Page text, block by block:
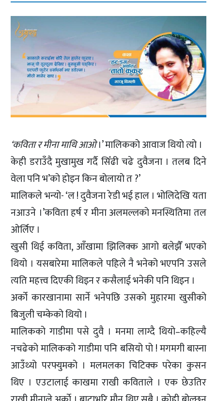
‘कविता र मीना माथि आओ।’ मालिकको आवाज थियो त्यो ।
केही डराउँदै मुखामुख गर्दै सिँढी चढे दुवैजना । तलब दिने
वेला पनि भ’को होइन किन बोलायो त ?’
मालिकले भन्यो- ‘ल ! दुवैजना रेडी भई हाल । भोलिदेखि यता
नआउने ।’कविता हर्ष र मीना अलमल्लको मनस्थितिमा तल
ओर्लिए ।
खुसी थिई कविता, आँखामा झिलिक्क आगो बलेझैँ भएको
थियो । यसबारेमा मालिकले पहिले नै भनेको भएपनि उसले
त्यति महत्त्व दिएकी थिइन र कसैलाई भनेकी पनि थिइन ।
अर्को कारखानामा सार्ने भनेपछि उसको मुहारमा खुसीको
बिजुली चम्केको थियो ।
मालिकको गाडीमा पसे दुवै । मनमा लाग्दै थियो–कहिल्यै
नचढेको मालिकको गाडीमा पनि बसियो पो ! मगमगी बास्ना
आउँथ्यो परफ्युमको । मलमलका चिटिक्क परेका कुसन
थिए । एउटालाई काखमा राखी कविताले । एक छेउतिर